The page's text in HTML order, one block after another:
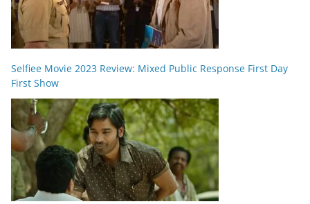
Selfiee Movie 2023 Review: Mixed Public Response First Day
First Show